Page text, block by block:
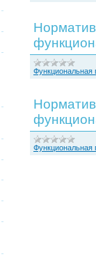
Функциональная
Функциональная